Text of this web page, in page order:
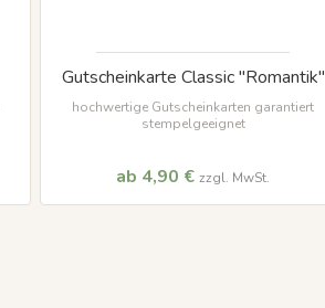
Gutscheinkarte Classic "Romantik"
hochwertige Gutscheinkarten garantiert
stempelgeeignet
ab 4,90 € zzgl. MwSt.